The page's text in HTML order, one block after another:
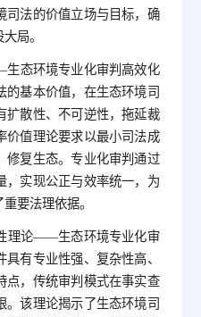
司法的价值立场与目标，确
局。
态环境专业化审判高效化
的基本价值，在生态环境司
扩散性、不可逆性，拖延裁
价值理论要求以最小司法成
修复生态。专业化审判通过
，实现公正与效率统一，为
要法理依据。
理论——生态环境专业化审
有专业性强、复杂性高、
点，传统审判模式在事实查
。该理论揭示了生态环境司